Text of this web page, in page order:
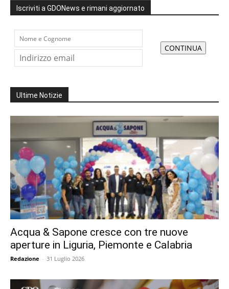
Iscriviti a GDONews e rimani aggiornato
Ultime Notizie
Acqua & Sapone cresce con tre nuove
aperture in Liguria, Piemonte e Calabria
Redazione - 31 Luglio 2026